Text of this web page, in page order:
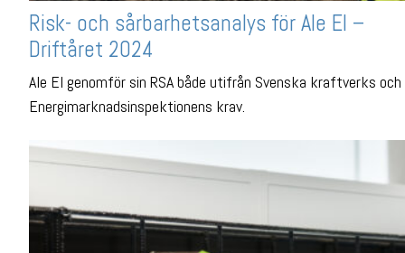
Risk- och sårbarhetsanalys för Ale El –
Driftåret 2024
Ale El genomför sin RSA både utifrån Svenska kraftverks och
Energimarknadsinspektionens krav.